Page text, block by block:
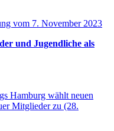
vom 7. November 2023
und Jugendliche als
Hamburg wählt neuen
Mitglieder zu (28.